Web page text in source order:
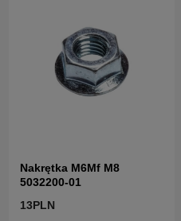
Nakrętka M6Mf M8
5032200-01
13PLN